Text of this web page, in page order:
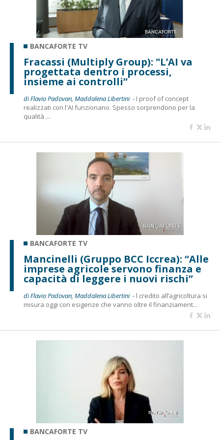
BANCAFORTE TV
Fracassi (Multiply Group): "L’AI va
progettata dentro i processi,
insieme ai controlli”
di Flavio Padovan, Maddalena Libertini - I proof of concept
realizzati con l'AI funzionano. Spesso sorprendono per la
qualità ...
BANCAFORTE TV
Mancinelli (Gruppo BCC Iccrea): “Alle
imprese agricole servono finanza e
capacità di leggere i nuovi rischi”
di Flavio Padovan, Maddalena Libertini - l credito all’agricoltura si
misura oggi con esigenze che vanno oltre il finanziament...
BANCAFORTE TV